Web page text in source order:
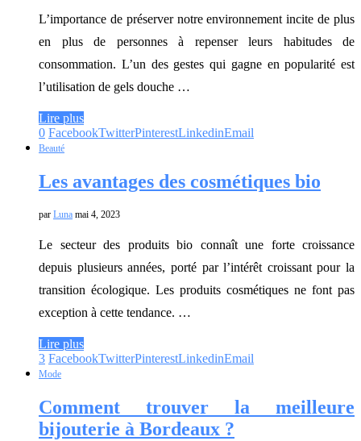
L’importance de préserver notre environnement incite de plus
en plus de personnes à repenser leurs habitudes de
consommation. L’un des gestes qui gagne en popularité est
l’utilisation de gels douche …
Lire plus
0 FacebookTwitterPinterestLinkedinEmail
Beauté
Les avantages des cosmétiques bio
par Luna mai 4, 2023
Le secteur des produits bio connaît une forte croissance
depuis plusieurs années, porté par l’intérêt croissant pour la
transition écologique. Les produits cosmétiques ne font pas
exception à cette tendance. …
Lire plus
3 FacebookTwitterPinterestLinkedinEmail
Mode
Comment trouver la meilleure
bijouterie à Bordeaux ?